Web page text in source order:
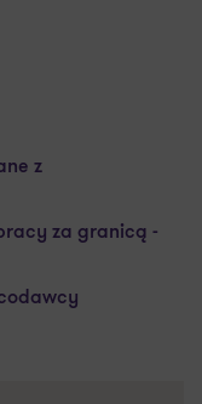
z
za granicą -